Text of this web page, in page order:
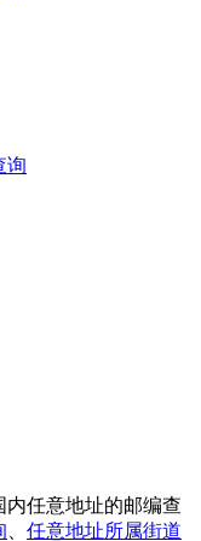
询
内任意地址的邮编查
任意地址所属街道